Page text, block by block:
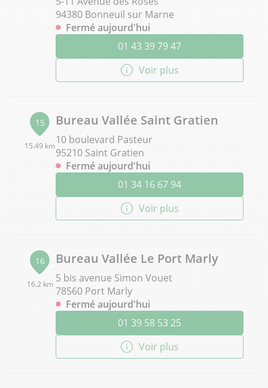
94380 Bonneuil sur Marne
Fermé aujourd'hui
01 43 39 79 47
Voir plus
15
15.49 km
Bureau Vallée Saint Gratien
10 boulevard Pasteur
95210 Saint Gratien
Fermé aujourd'hui
01 34 16 67 94
Voir plus
16
16.2 km
Bureau Vallée Le Port Marly
5 bis avenue Simon Vouet
78560 Port Marly
Fermé aujourd'hui
01 39 58 53 25
Voir plus